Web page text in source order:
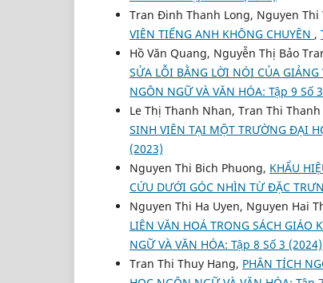
Tran Đinh Thanh Long, Nguyen Thi
VIÊN TIẾNG ANH KHÔNG CHUYÊN ,
Hồ Văn Quang, Nguyễn Thị Bảo
SỬA LỖI BẰNG LỜI NÓI CỦA
NGÔN NGỮ VÀ VĂN HÓA: Tập 9 Số
Le Thị Thanh Nhan, Tran Thi
SINH VIÊN TẠI MỘT TRƯỜNG ĐẠI
(2023)
Nguyen Thi Bich Phuong, KHẨU
CỨU DƯỚI GÓC NHÌN TỪ ĐẶC
Nguyen Thi Ha Uyen, Nguyen Hai
LIÊN VĂN HOÁ TRONG SÁCH GIÁO
NGỮ VÀ VĂN HÓA: Tập 8 Số 3 (2024)
Tran Thi Thuy Hang, PHÂN TÍCH